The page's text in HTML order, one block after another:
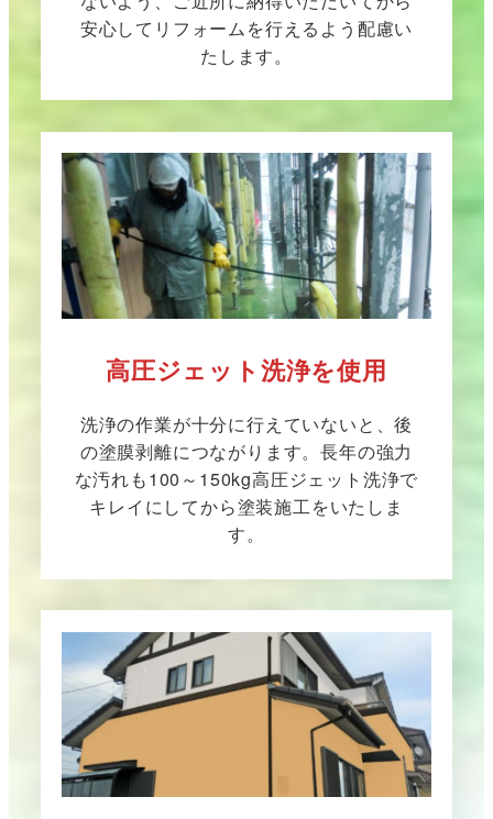
安心してリフォームを行えるよう配慮い
たします。
高圧ジェット洗浄を使用
洗浄の作業が十分に行えていないと、後
の塗膜剥離につながります。長年の強力
な汚れも100～150kg高圧ジェット洗浄で
キレイにしてから塗装施工をいたしま
す。